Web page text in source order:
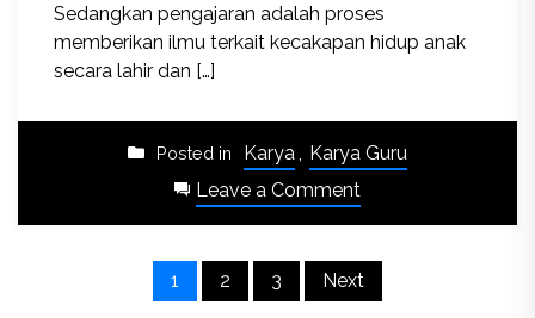
Sedangkan pengajaran adalah proses
memberikan ilmu terkait kecakapan hidup anak
secara lahir dan […]
Posted in Karya, Karya Guru
Leave a Comment
Ki
1 2 3 Next